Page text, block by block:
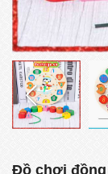
Đồ chơi